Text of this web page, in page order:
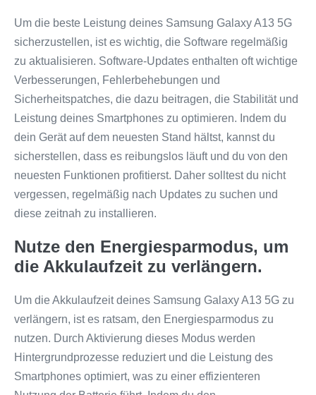
Um die beste Leistung deines Samsung Galaxy A13 5G
sicherzustellen, ist es wichtig, die Software regelmäßig
zu aktualisieren. Software-Updates enthalten oft wichtige
Verbesserungen, Fehlerbehebungen und
Sicherheitspatches, die dazu beitragen, die Stabilität und
Leistung deines Smartphones zu optimieren. Indem du
dein Gerät auf dem neuesten Stand hältst, kannst du
sicherstellen, dass es reibungslos läuft und du von den
neuesten Funktionen profitierst. Daher solltest du nicht
vergessen, regelmäßig nach Updates zu suchen und
diese zeitnah zu installieren.
Nutze den Energiesparmodus, um
die Akkulaufzeit zu verlängern.
Um die Akkulaufzeit deines Samsung Galaxy A13 5G zu
verlängern, ist es ratsam, den Energiesparmodus zu
nutzen. Durch Aktivierung dieses Modus werden
Hintergrundprozesse reduziert und die Leistung des
Smartphones optimiert, was zu einer effizienteren